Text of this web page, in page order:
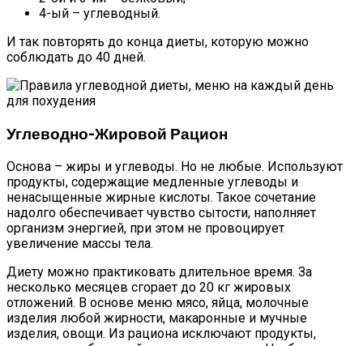
4-ый – углеводный.
И так повторять до конца диеты, которую можно
соблюдать до 40 дней.
Углеводно-Жировой Рацион
Основа – жиры и углеводы. Но не любые. Используют
продукты, содержащие медленные углеводы и
ненасыщенные жирные кислоты. Такое сочетание
надолго обеспечивает чувство сытости, наполняет
организм энергией, при этом не провоцирует
увеличение массы тела.
Диету можно практиковать длительное время. За
несколько месяцев сгорает до 20 кг жировых
отложений. В основе меню мясо, яйца, молочные
изделия любой жирности, макаронные и мучные
изделия, овощи. Из рациона исключают продукты,